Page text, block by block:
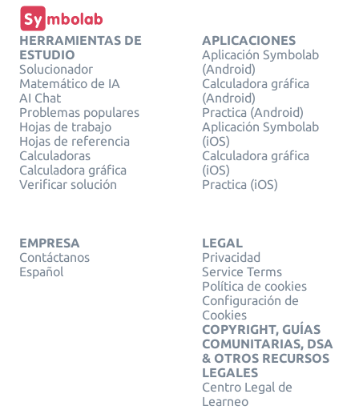
HERRAMIENTAS DE
ESTUDIO
Solucionador
Matemático de IA
AI Chat
Problemas populares
Hojas de trabajo
Hojas de referencia
Calculadoras
Calculadora gráfica
Verificar solución
APLICACIONES
Aplicación Symbolab
(Android)
Calculadora gráfica
(Android)
Practica (Android)
Aplicación Symbolab
(iOS)
Calculadora gráfica
(iOS)
Practica (iOS)
EMPRESA
Contáctanos
Español
LEGAL
Privacidad
Service Terms
Política de cookies
Configuración de
Cookies
COPYRIGHT, GUÍAS
COMUNITARIAS, DSA
& OTROS RECURSOS
LEGALES
Centro Legal de
Learneo